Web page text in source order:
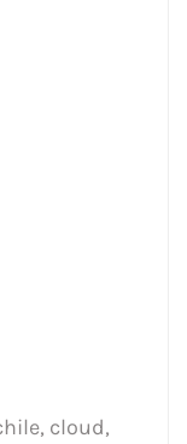
, cloud,